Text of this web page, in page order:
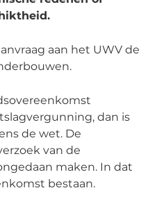
aan het UWV de
dan is
de wet. De
van de
maken. In dat
bestaan.